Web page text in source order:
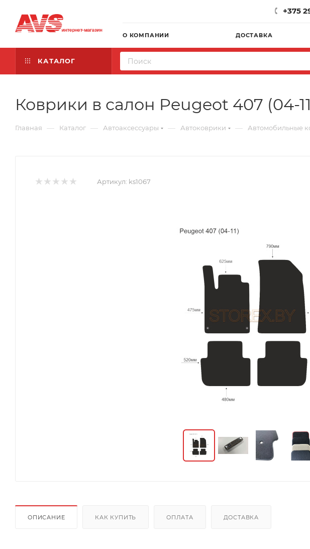
+375
О КОМПАНИИ ДОСТАВКА
КАТАЛОГ
Коврики в салон Peugeot 407 (04-
Главная — Каталог — Автоаксессуары — Автоковрики — Автомобильные
Артикул: ks1067
ОПИСАНИЕ КАК КУПИТЬ ОПЛАТА ДОСТАВКА